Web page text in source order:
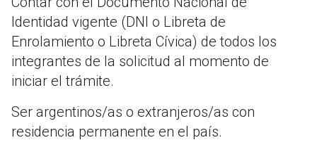
Identidad vigente (DNI o Libreta de
Enrolamiento o Libreta Cívica) de todos los
integrantes de la solicitud al momento de
iniciar el trámite.
Ser argentinos/as o extranjeros/as con
residencia permanente en el país.